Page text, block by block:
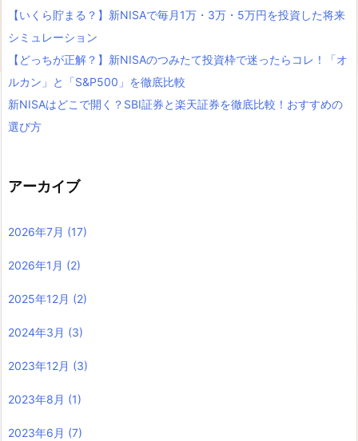
【いくら貯まる？】新NISAで毎月1万・3万・5万円を投資した将来
シミュレーション
【どっちが正解？】新NISAのつみたて投資枠で迷ったらコレ！「オ
ルカン」と「S&P500」を徹底比較
新NISAはどこで開く？SBI証券と楽天証券を徹底比較！おすすめの
選び方
アーカイブ
2026年7月 (17)
2026年1月 (2)
2025年12月 (2)
2024年3月 (3)
2023年12月 (3)
2023年8月 (1)
2023年6月 (7)